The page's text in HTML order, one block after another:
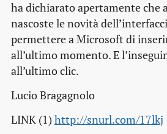
ha dichiarato apertamente che
nascoste le novità
permettere a Microsoft di
all’ultimo momento. E
all’ultimo clic.
Lucio Bragagnolo
LINK (1) http://snurl.com/17lkj